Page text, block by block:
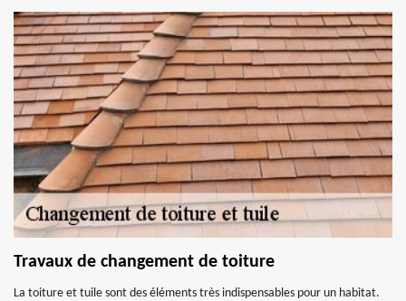
Travaux de changement de toiture
La toiture et tuile sont des éléments très indispensables pour un habitat.